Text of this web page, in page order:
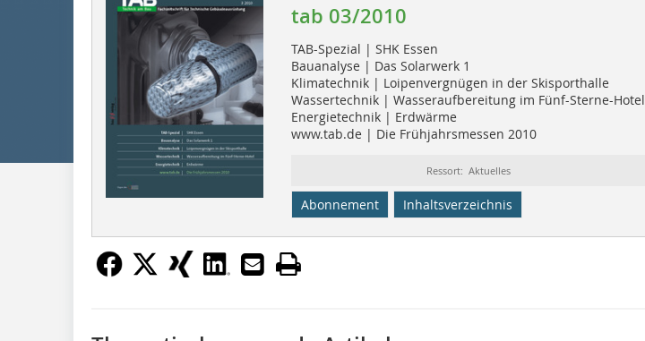
tab 03/2010
TAB-Spezial | SHK Essen
Bauanalyse | Das Solarwerk 1
Klimatechnik | Loipenvergnügen in der Skisporthalle
Wassertechnik | Wasseraufbereitung im Fünf-Sterne-Hotel
Energietechnik | Erdwärme
www.tab.de | Die Frühjahrsmessen 2010
Ressort: Aktuelles
Abonnement Inhaltsverzeichnis